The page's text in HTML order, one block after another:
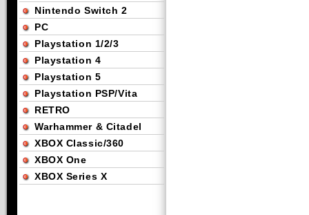
Nintendo Switch 2
PC
Playstation 1/2/3
Playstation 4
Playstation 5
Playstation PSP/Vita
RETRO
Warhammer & Citadel
XBOX Classic/360
XBOX One
XBOX Series X